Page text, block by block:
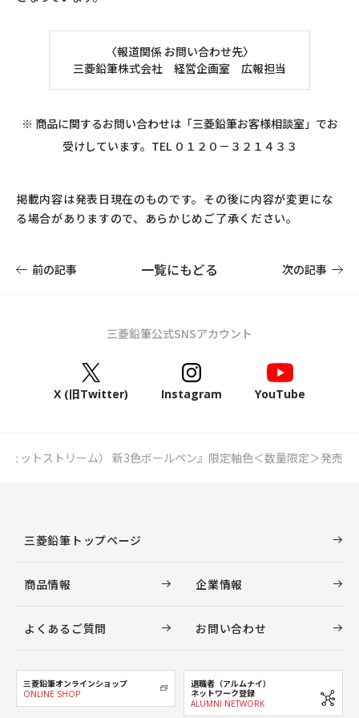
〈報道関係 お問い合わせ先〉
三菱鉛筆株式会社 経営企画室 広報担当
※ 商品に関するお問い合わせは「三菱鉛筆お客様相談室」でお
受けしています。TEL ０１２０－３２１４３３
掲載内容は発表日現在のものです。その後に内容が変更にな
る場合がありますので、あらかじめご了承ください。
前の記事 一覧にもどる 次の記事
三菱鉛筆公式SNSアカウント
X (旧Twitter) Instagram YouTube
ェットストリーム） 新3色ボールペン』限定軸色＜数量限定＞発売
三菱鉛筆トップページ
商品情報 企業情報
よくあるご質問 お問い合わせ
三菱鉛筆オンラインショップ
ONLINE SHOP
退職者（アルムナイ）
ネットワーク登録
ALUMNI NETWORK